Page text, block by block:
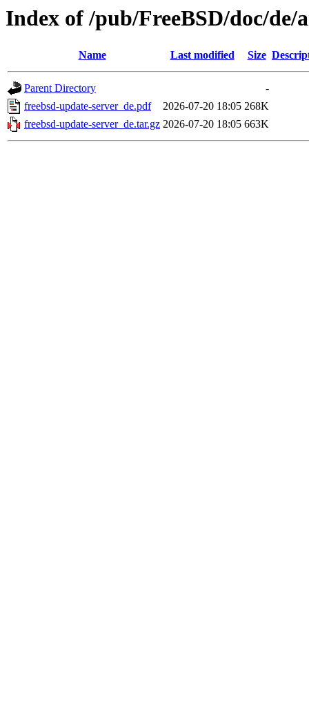
Index of /pub/FreeBSD/doc/de/
Name Last modified Size
Parent Directory
-
freebsd-update-server_de.pdf
2026-07-20 18:05 268K
freebsd-update-server_de.tar.gz 2026-07-20 18:05 663K